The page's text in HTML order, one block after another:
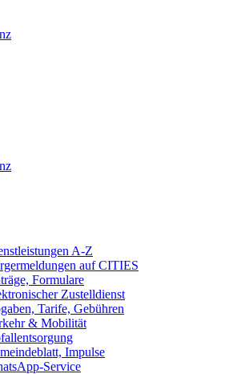
A-Z
auf CITIES
Formulare
Zustelldienst
Tarife, Gebühren
& Mobilität
Impulse
Service